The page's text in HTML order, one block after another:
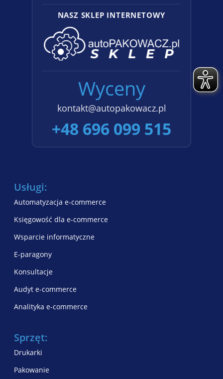
NASZ SKLEP INTERNETOWY
Wyceny
kontakt@autopakowacz.pl
+48 696 099 515
Usługi:
Automatyzacja e-commerce
Księgowość dla e-commerce
Wsparcie informatyczne
E-paragony
Konsultacje
Audyt e-commerce
Analityka e-commerce
Sprzęt:
Drukarki
Pakowanie